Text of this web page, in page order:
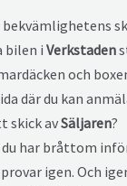
bekvämlighetens
bilen iVerkstaden
och
där du kan
skick avSäljaren?
har bråttom
igen. Och